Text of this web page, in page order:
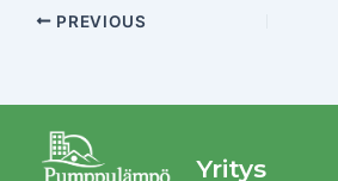
PREVIOUS
Yritys